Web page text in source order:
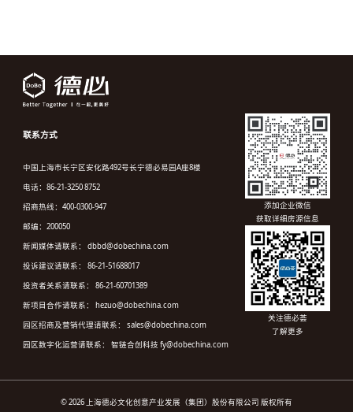
联系方式
中国上海市长宁区安化路492号长宁德必易园A座8楼
电话：86-21-3250 8752
招商热线：400-0300-947
邮编：200050
新闻媒体请联系： dbbd@dobechina.com
投诉建议请联系： 86-21-51688017
投资者关系请联系： 86-21-60701389
新项目合作请联系： hezuo@dobechina.com
园区招商及营销代理请联系： sales@dobechina.com
园区数字化运营请联系： 智链合创科技 fy@dobechina.com
添加企业微信
获取详细房源信息
关注德必荟
了解更多
© 2026 上海德必文化创意产业发展（集团）股份有限公司 版权所有